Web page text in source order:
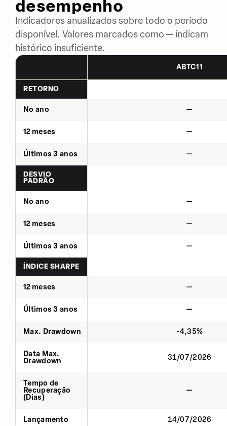
desempenho
Indicadores anualizados sobre todo o período
disponível. Valores marcados como — indicam
histórico insuficiente.
ABTC11
RETORNO
No ano —
12 meses —
Últimos 3 anos —
DESVIO
PADRÃO
No ano —
12 meses —
Últimos 3 anos —
ÍNDICE SHARPE
12 meses —
Últimos 3 anos —
Max. Drawdown -4,35%
Data Max.
Drawdown
31/07/2026
Tempo de
Recuperação
(Dias)
—
Lançamento 14/07/2026